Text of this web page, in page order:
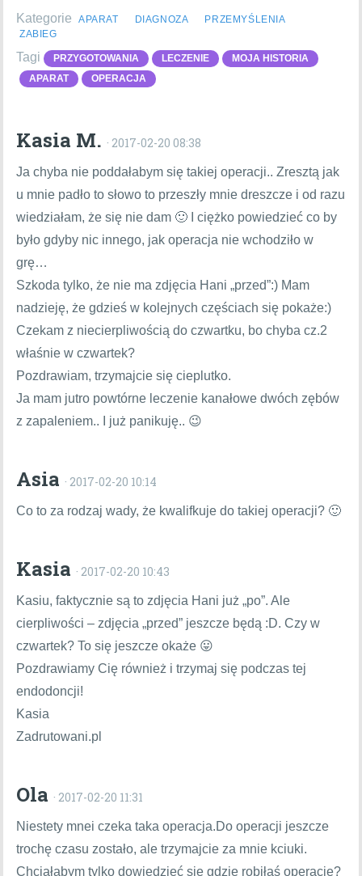
Kategorie APARAT DIAGNOZA
PRZEMYŚLENIA
ZABIEG
Tagi PRZYGOTOWANIA LECZENIE
MOJA HISTORIA
APARAT
OPERACJA
Kasia M. · 2017-02-20 08:38
Ja chyba nie poddałabym się takiej operacji.. Zresztą jak
u mnie padło to słowo to przeszły mnie dreszcze i od razu
wiedziałam, że się nie dam 🙂 I ciężko powiedzieć co by
było gdyby nic innego, jak operacja nie wchodziło w
grę…
Szkoda tylko, że nie ma zdjęcia Hani „przed”:) Mam
nadzieję, że gdzieś w kolejnych częściach się pokaże:)
Czekam z niecierpliwością do czwartku, bo chyba cz.2
właśnie w czwartek?
Pozdrawiam, trzymajcie się cieplutko.
Ja mam jutro powtórne leczenie kanałowe dwóch zębów
z zapaleniem.. I już panikuję.. 😉
Asia · 2017-02-20 10:14
Co to za rodzaj wady, że kwalifkuje do takiej operacji? 🙂
Kasia · 2017-02-20 10:43
Kasiu, faktycznie są to zdjęcia Hani już „po”. Ale
cierpliwości – zdjęcia „przed” jeszcze będą :D. Czy w
czwartek? To się jeszcze okaże 😛
Pozdrawiamy Cię również i trzymaj się podczas tej
endodoncji!
Kasia
Zadrutowani.pl
Ola · 2017-02-20 11:31
Niestety mnei czeka taka operacja.Do operacji jeszcze
trochę czasu zostało, ale trzymajcie za mnie kciuki.
Chciałabym tylko dowiedzieć się gdzie robiłaś operacje?